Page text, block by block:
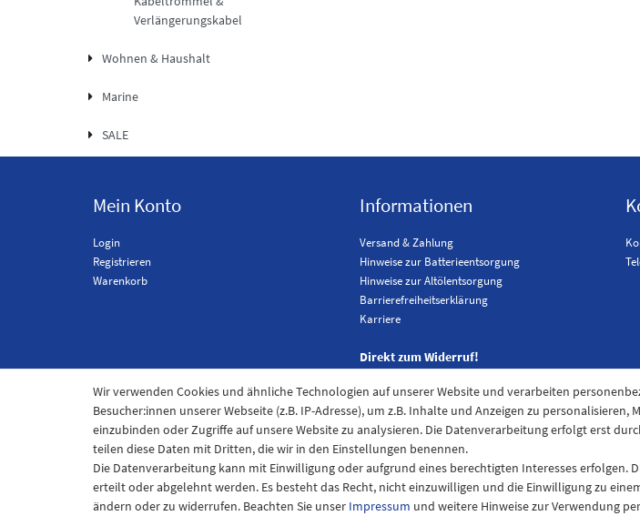
Verlängerungskabel
Wohnen & Haushalt
Marine
SALE
Mein Konto
Login
Registrieren
Warenkorb
Informationen
Versand & Zahlung
Hinweise zur Batterieentsorgung
Hinweise zur Altölentsorgung
Barrierefreiheitserklärung
Karriere
Direkt zum Widerruf!
Impressum Daten­schutz­erklärung
Wir verwenden Cookies und ähnliche Technologien auf unserer Website und verarbeiten
Besucher:innen unserer Webseite (z.B. IP-Adresse), um z.B. Inhalte und Anzeigen zu personalisieren,
einzubinden oder Zugriffe auf unsere Website zu analysieren. Die Datenverarbeitung erfolgt erst
teilen diese Daten mit Dritten, die wir in den Einstellungen benennen.
Die Datenverarbeitung kann mit Einwilligung oder aufgrund eines berechtigten Interesses erfolgen.
erteilt oder abgelehnt werden. Es besteht das Recht, nicht einzuwilligen und die Einwilligung zu
ändern oder zu widerrufen. Beachten Sie unser Impressum und weitere Hinweise zur Verwendung